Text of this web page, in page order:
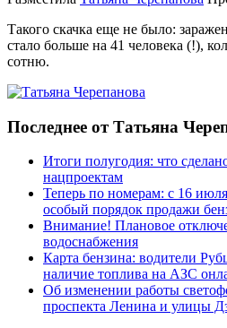
Такого скачка еще не было:
стало больше на 41 человека (!),
сотню.
Последнее от Татьяна
Итоги полугодия: что
нацпроектам
Теперь по номерам: с 16
особый порядок продажи
Внимание! Плановое
водоснабжения
Карта бензина: водители
наличие топлива на АЗС
Об изменении работы
проспекта Ленина и улицы